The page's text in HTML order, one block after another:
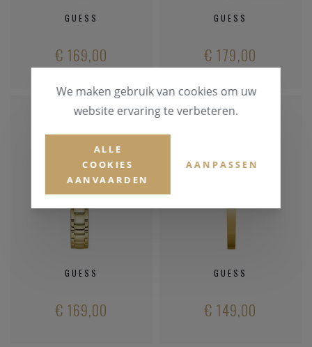
GUESS
€ 169,00
GUESS
€ 179,00
GUESS
€ 169,00
GUESS
€ 149,00
We maken gebruik van cookies om uw
website ervaring te verbeteren.
ALLE
COOKIES
AANVAARDEN
AANPASSEN